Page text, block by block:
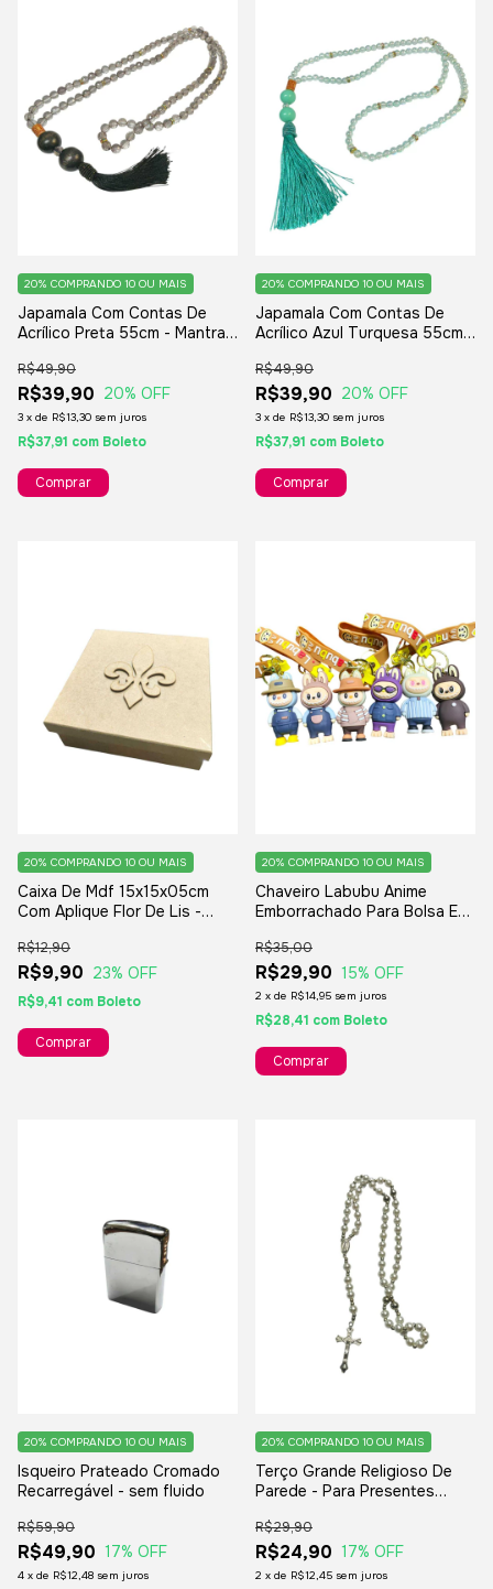
Japamala Com Contas De
Acrílico Preta 55cm - Mantra
R$39,90
R$49,90
20% OFF
3 x de R$13,30 sem juros
20% COMPRANDO 10 OU MAIS
R$37,91 com Boleto
Japamala Com Contas De
Acrílico Azul Turquesa 55cm -
R$39,90
R$49,90
20% OFF
3 x de R$13,30 sem juros
20% COMPRANDO 10 OU MAIS
R$37,91 com Boleto
Caixa De Mdf 15x15x05cm
Com Aplique Flor De Lis -
Padrinhos
R$9,90
R$12,90
23% OFF
20% COMPRANDO 10 OU MAIS
R$9,41 com Boleto
Chaveiro Labubu Anime
Emborrachado Para Bolsa E
R$29,90
R$35,00
15% OFF
2 x de R$14,95 sem juros
20% COMPRANDO 10 OU MAIS
R$28,41 com Boleto
Isqueiro Prateado Cromado
Recarregável - sem fluido
R$49,90
R$59,90
17% OFF
4 x de R$12,48 sem juros
20% COMPRANDO 10 OU MAIS
Terço Grande Religioso De
Parede - Para Presentes
R$24,90
R$29,90
17% OFF
2 x de R$12,45 sem juros
20% COMPRANDO 10 OU MAIS